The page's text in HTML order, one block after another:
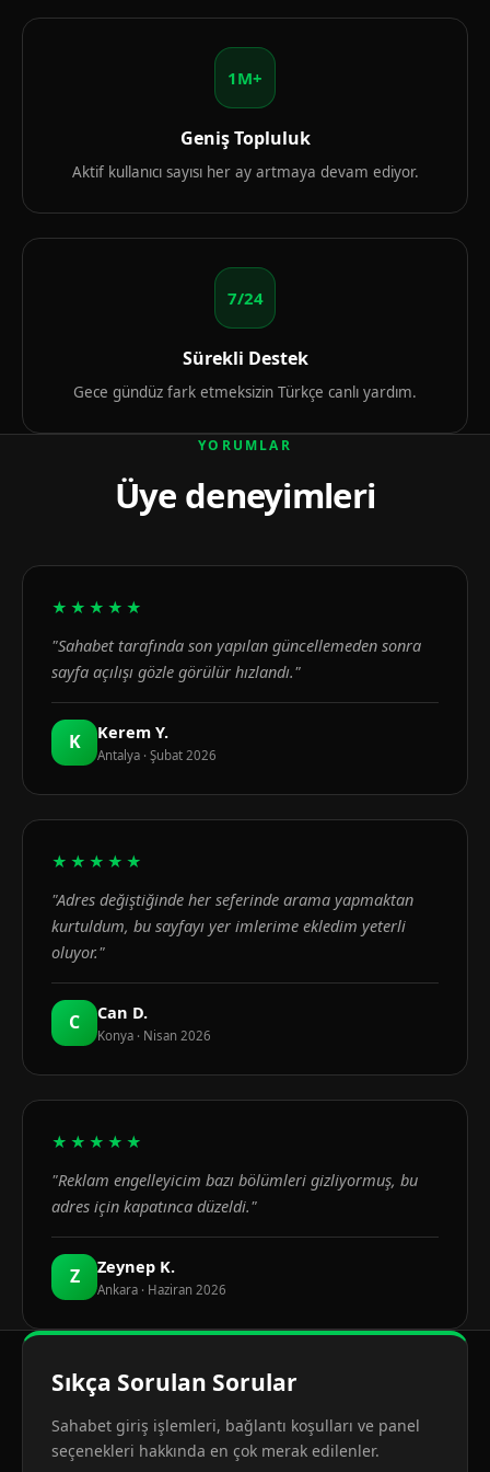
1M+
Geniş Topluluk
Aktif kullanıcı sayısı her ay artmaya devam ediyor.
7/24
Sürekli Destek
Gece gündüz fark etmeksizin Türkçe canlı yardım.
YORUMLAR
Üye deneyimleri
★★★★★
"Sahabet tarafında son yapılan güncellemeden sonra
sayfa açılışı gözle görülür hızlandı."
K Kerem Y.
Antalya · Şubat 2026
★★★★★
"Adres değiştiğinde her seferinde arama yapmaktan
kurtuldum, bu sayfayı yer imlerime ekledim yeterli
oluyor."
C Can D.
Konya · Nisan 2026
★★★★★
"Reklam engelleyicim bazı bölümleri gizliyormuş, bu
adres için kapatınca düzeldi."
Z Zeynep K.
Ankara · Haziran 2026
Sıkça Sorulan Sorular
Sahabet giriş işlemleri, bağlantı koşulları ve panel
seçenekleri hakkında en çok merak edilenler.